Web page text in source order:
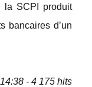
la SCPI produit
bancaires d’un
- 4 175 hits